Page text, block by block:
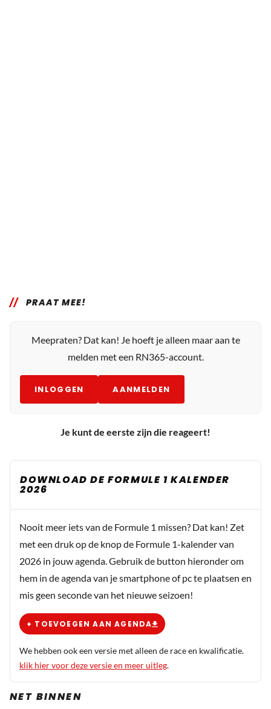
PRAAT MEE!
Meepraten? Dat kan! Je hoeft je alleen maar aan te
melden met een RN365-account.
INLOGGEN AANMELDEN
Je kunt de eerste zijn die reageert!
DOWNLOAD DE FORMULE 1 KALENDER
2026
Nooit meer iets van de Formule 1 missen? Dat kan! Zet
met een druk op de knop de Formule 1-kalender van
2026 in jouw agenda. Gebruik de button hieronder om
hem in de agenda van je smartphone of pc te plaatsen en
mis geen seconde van het nieuwe seizoen!
+ TOEVOEGEN AAN AGENDA
We hebben ook een versie met alleen de race en kwalificatie.
klik hier voor deze versie en meer uitleg.
NET BINNEN